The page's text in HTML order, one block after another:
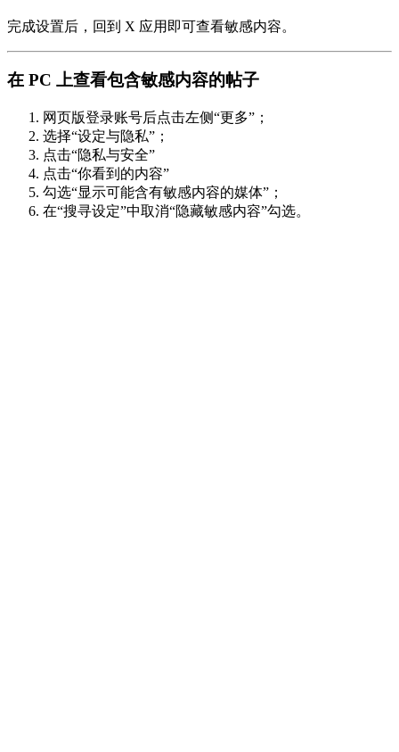
完成设置后，回到 X 应用即可查看敏感内容。
在 PC 上查看包含敏感内容的帖子
网页版登录账号后点击左侧“更多”；
选择“设定与隐私”；
点击“隐私与安全”
点击“你看到的内容”
勾选“显示可能含有敏感内容的媒体”；
在“搜寻设定”中取消“隐藏敏感内容”勾选。